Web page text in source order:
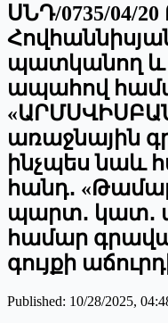
ՍՆԴ/0735/04/
պատկանող և
ապահով
առաջնային
ինչպես նաև
հանդ․
պարտ․ կատ․
համար
գույքի
Published: 10/28/2025,